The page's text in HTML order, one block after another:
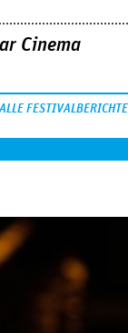
Cinema
ALLE FESTIVALBERICHTE